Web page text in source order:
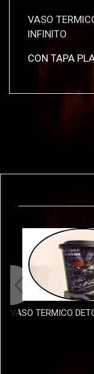
VASO
INFINITO
CON TAPA